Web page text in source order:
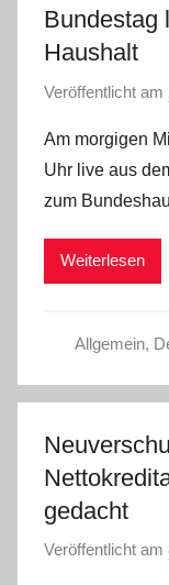
Bundestag
Haushalt
Veröffentlicht am
Am morgigen
Uhr live aus
zum
Weiterlesen
Allgemein,
gedacht
Veröffentlicht am